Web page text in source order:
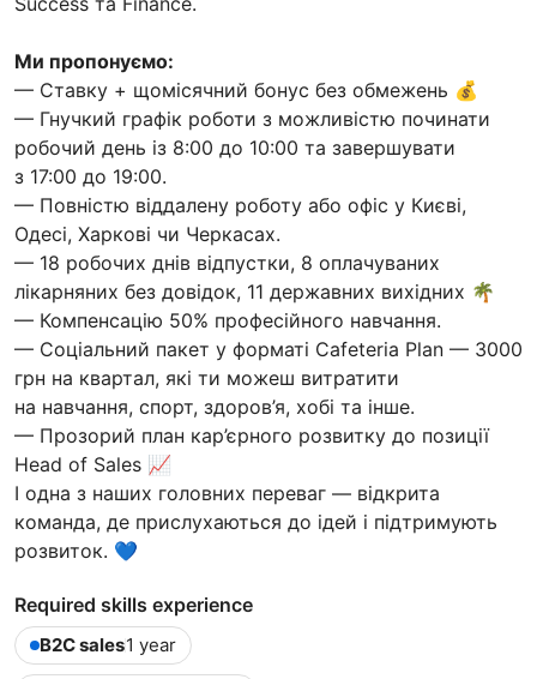
Ми пропонуємо:
— Ставку + щомісячний бонус без обмежень 💰
— Гнучкий графік роботи з можливістю починати
робочий день із 8:00 до 10:00 та завершувати
з 17:00 до 19:00.
— Повністю віддалену роботу або офіс у Києві,
Одесі, Харкові чи Черкасах.
— 18 робочих днів відпустки, 8 оплачуваних
лікарняних без довідок, 11 державних вихідних 🌴
— Компенсацію 50% професійного навчання.
— Соціальний пакет у форматі Cafeteria Plan — 3000
грн на квартал, які ти можеш витратити
на навчання, спорт, здоров’я, хобі та інше.
— Прозорий план кар’єрного розвитку до позиції
Head of Sales 📈
І одна з наших головних переваг — відкрита
команда, де прислухаються до ідей і підтримують
розвиток. 💙
Required skills experience
B2C sales1 year